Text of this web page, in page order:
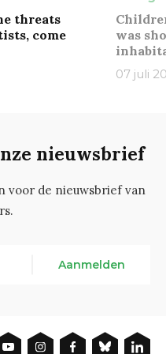
threats
come
was
07 juli
nieuwsbrief
voor de nieuwsbrief van
Aanmelden